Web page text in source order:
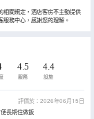
相關規定，酒店客房不主動提供
服務中心，感謝您的理解。
4.5
服務
4.4
設施
評價於：2026年06月15日
長期住做飯